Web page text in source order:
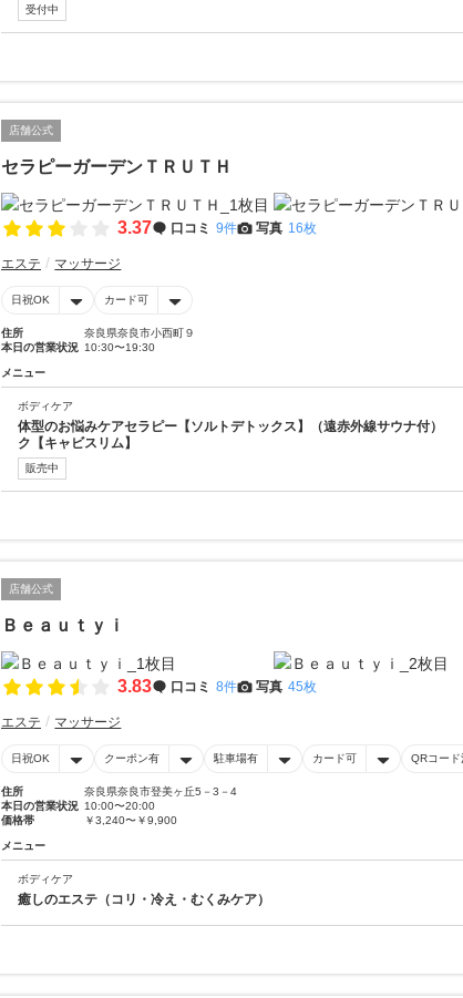
受付中
店舗公式
セラピーガーデンＴＲＵＴＨ
3.37 口コミ 9件 写真 16枚
エステ マッサージ
日祝OK カード可
住所
奈良県奈良市小西町９
本日の営業状況 10:30〜19:30
メニュー
ボディケア
体型のお悩みケアセラピー【ソルトデトックス】（遠赤外線サウナ付
ク【キャビスリム】
販売中
店舗公式
Ｂｅａｕｔｙｉ
3.83 口コミ 8件 写真 45枚
エステ マッサージ
日祝OK クーポン有 駐車場有 カード可 QRコード
住所
奈良県奈良市登美ヶ丘5－3－4
本日の営業状況 10:00〜20:00
価格帯
￥3,240〜￥9,900
メニュー
ボディケア
癒しのエステ（コリ・冷え・むくみケア）